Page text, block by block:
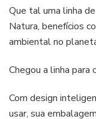
Que tal uma linha
Natura, benefícios
ambiental no
Chegou a linha para
Com design
usar, sua